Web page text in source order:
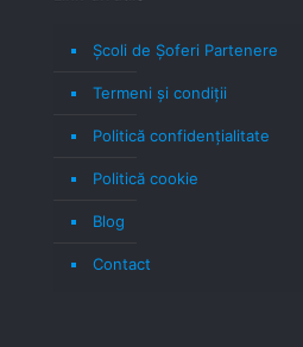
Școli de Șoferi Partenere
Termeni şi condiţii
Politică confidenţialitate
Politică cookie
Blog
Contact